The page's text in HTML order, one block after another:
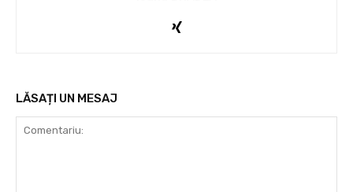
LĂSAȚI UN MESAJ